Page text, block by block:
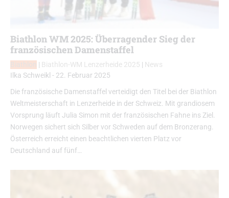
Biathlon WM 2025: Überragender Sieg der
französischen Damenstaffel
| Biathlon-WM Lenzerheide 2025 | News
Ilka Schweikl - 22. Februar 2025
Die französische Damenstaffel verteidigt den Titel bei der Biathlon
Weltmeisterschaft in Lenzerheide in der Schweiz. Mit grandiosem
Vorsprung läuft Julia Simon mit der französischen Fahne ins Ziel.
Norwegen sichert sich Silber vor Schweden auf dem Bronzerang.
Österreich erreicht einen beachtlichen vierten Platz vor
Deutschland auf fünf…